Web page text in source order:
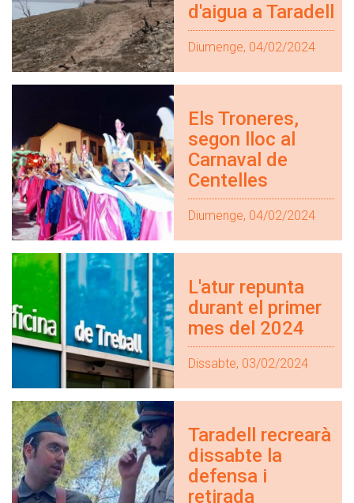
d'aigua a Taradell
Diumenge, 04/02/2024
Els Troneres,
segon lloc al
Carnaval de
Centelles
Diumenge, 04/02/2024
L'atur repunta
durant el primer
mes del 2024
Dissabte, 03/02/2024
Taradell recrearà
dissabte la
defensa i
retirada